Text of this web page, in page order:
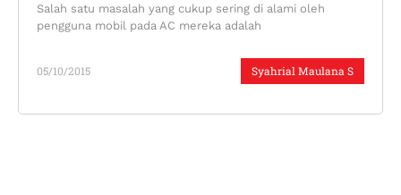
Syahrial Maulana S
05/10/2015
Salah satu masalah yang cukup sering di alami oleh
pengguna mobil pada AC mereka adalah